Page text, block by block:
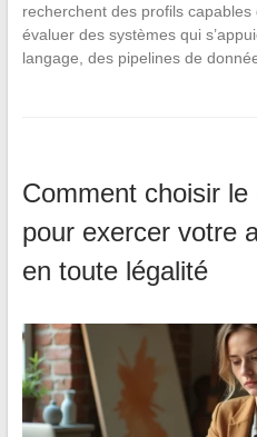
recherchent des profils
évaluer des systèmes qui
langage, des pipelines de
Comment choisir
pour exercer votre
en toute légalité